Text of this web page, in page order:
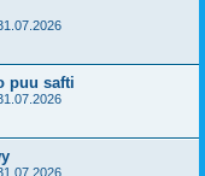
puu safti